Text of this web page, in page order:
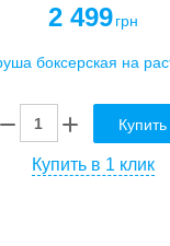
2 499 грн
Купить
Купить в 1 клик